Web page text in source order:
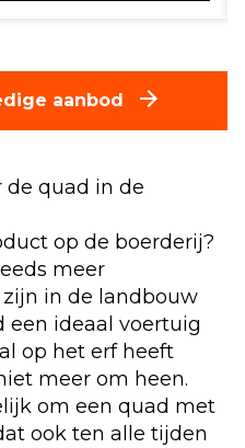
aanbod
de quad in de
op de boerderij?
meer
in de landbouw
ideaal voertuig
op het erf heeft
meer om heen.
om een quad met
ook ten alle tijden